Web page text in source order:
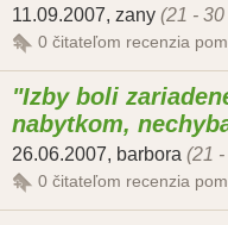
11.09.2007, zany (21 -
0 čitateľom recenzia
Izby boli
nabytkom,
26.06.2007, barbora (21
0 čitateľom recenzia